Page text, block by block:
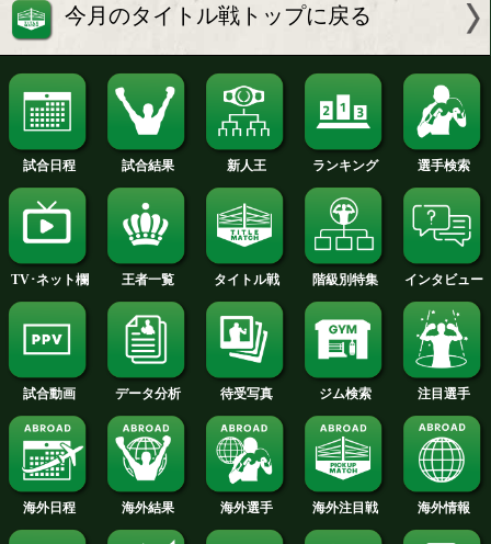
前日計量:WBSS準決勝ドネ
ア、プログレイス
WBSS 4.27米国ド
テ
今月のタイトル戦トップに戻る
試合日程 試合結果 新人王 ランキング